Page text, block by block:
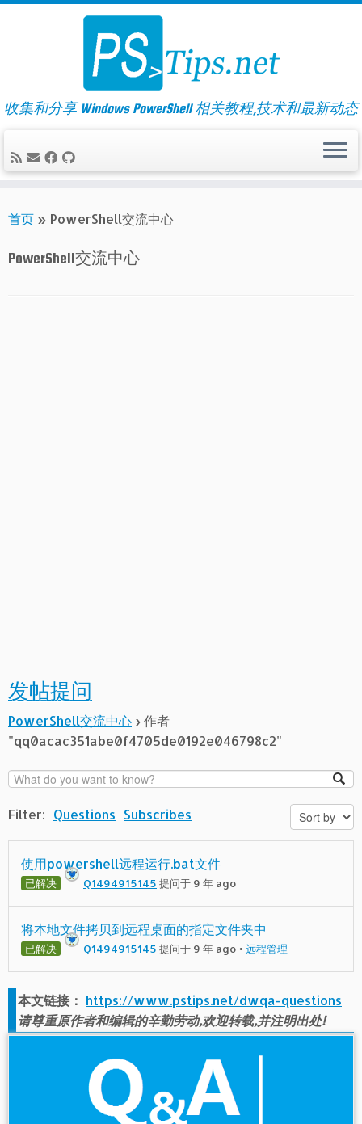
Skip
收集和分享 Windows PowerShell 相关教程,技术和最新动态
首页 » PowerShell交流中心
PowerShell交流中心
发帖提问
PowerShell交流中心 › 作者
"qq0acac351abe0f4705de0192e046798c2"
Filter: Questions Subscribes
使用powershell远程运行.bat文件
已解决 Q1494915145 提问于 9 年 ago
将本地文件拷贝到远程桌面的指定文件夹中
已解决 Q1494915145 提问于 9 年 ago • 远程管理
本文链接： https://www.pstips.net/dwqa-questions
请尊重原作者和编辑的辛勤劳动,欢迎转载,并注明出处!